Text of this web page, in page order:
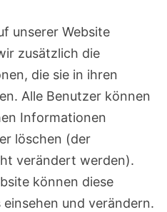
unserer Website
zusätzlich die
die sie in ihren
Alle Benutzer können
Informationen
löschen (der
verändert werden).
können diese
und verändern.